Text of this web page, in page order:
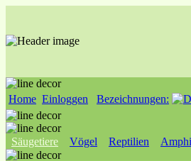
Home Einloggen Bezeichnungen:
Säugetiere Vögel Reptilien